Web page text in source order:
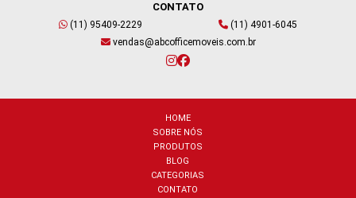
CONTATO
(11) 95409-2229
(11) 4901-6045
vendas@abcofficemoveis.com.br
HOME
SOBRE NÓS
PRODUTOS
BLOG
CATEGORIAS
CONTATO